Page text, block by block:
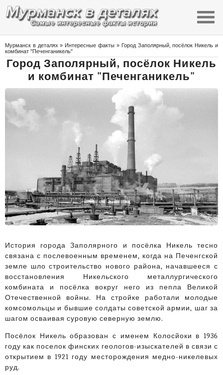
Мурманск в деталях » Интересные факты » Город Заполярный, посёлок Никель и
комбинат "Печенганикель"
Город Заполярный, посёлок Никель
и комбинат "Печенганикель"
История города Заполярного и посёлка Никель тесно
связана с послевоенным временем, когда на Печенгской
земле шло строительство нового района, начавшееся с
восстановления Никельского металлургического
комбината и посёлка вокруг него из пепла Великой
Отечественной войны. На стройке работали молодые
комсомольцы и бывшие солдаты советской армии, шаг за
шагом осваивая суровую северную землю.
Посёлок Никель образован с именем Колосйоки в 1936
году как поселок финских геологов-изыскателей в связи с
открытием в 1921 году месторождения медно-никелевых
руд.